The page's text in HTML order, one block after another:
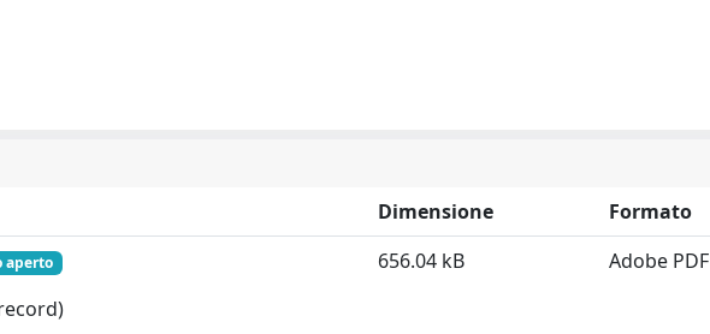
Dimensione
Formato
aperto 656.04 kB Adobe PDF